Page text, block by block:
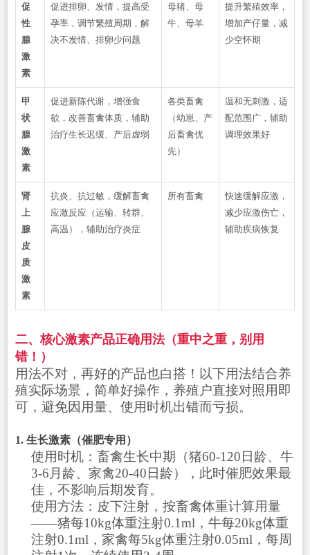
促
性
腺
激
素
促进排卵、发情，提高受
孕率，调节繁殖周期，解
决不发情、排卵少问题
母猪、母
牛、母羊
提升繁殖效率，
增加产仔量，减
少空怀期
甲
状
腺
激
素
促进新陈代谢，增强食
欲，改善畜禽体质，辅助
治疗生长迟缓、产后虚弱
各类畜禽
（幼崽、产
后畜禽优
先）
温和无刺激，适
配范围广，辅助
调理效果好
肾
上
腺
皮
质
激
素
抗炎、抗过敏，缓解畜禽
应激反应（运输、转群、
高温），辅助治疗炎症
所有畜禽
快速缓解应激，
减少应激伤亡，
辅助疾病恢复
二、核心激素产品正确用法（重中之重，别用
错！）
用法不对，再好的产品也白搭！以下用法结合养
殖实际场景，简单好操作，养殖户直接对照用即
可，避免因用量、使用时机出错而亏损。
1. 生长激素（催肥专用）
使用时机：畜禽生长中期（猪60-120日龄、牛
3-6月龄、家禽20-40日龄），此时催肥效果最
佳，不影响后期发育。
使用方法：皮下注射，按畜禽体重计算用量
——猪每10kg体重注射0.1ml，牛每20kg体重
注射0.1ml，家禽每5kg体重注射0.05ml，每周